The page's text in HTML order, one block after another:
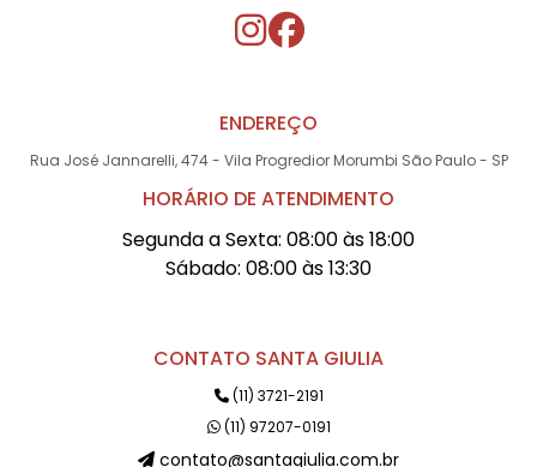
ENDEREÇO
Rua José Jannarelli, 474 - Vila Progredior Morumbi São Paulo - SP
HORÁRIO DE ATENDIMENTO
Segunda a Sexta: 08:00 às 18:00
Sábado: 08:00 às 13:30
CONTATO SANTA GIULIA
(11) 3721-2191
(11) 97207-0191
contato@santagiulia.com.br